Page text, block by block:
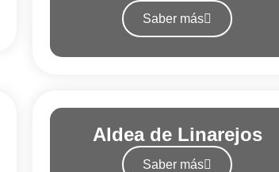
Saber más
Aldea de Linarejos
Saber más